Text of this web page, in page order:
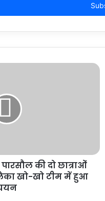
की दो छात्राओं
खो-खो टीम में हुआ